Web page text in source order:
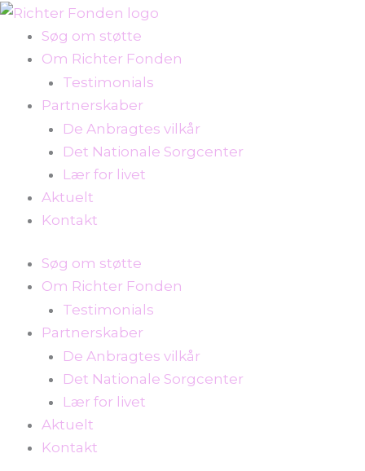
Gå
indholdet
Søg om støtte
Om Richter Fonden
Testimonials
Partnerskaber
De Anbragtes vilkår
Det Nationale Sorgcenter
Lær for livet
Aktuelt
Kontakt
Søg om støtte
Om Richter Fonden
Testimonials
Partnerskaber
De Anbragtes vilkår
Det Nationale Sorgcenter
Lær for livet
Aktuelt
Kontakt